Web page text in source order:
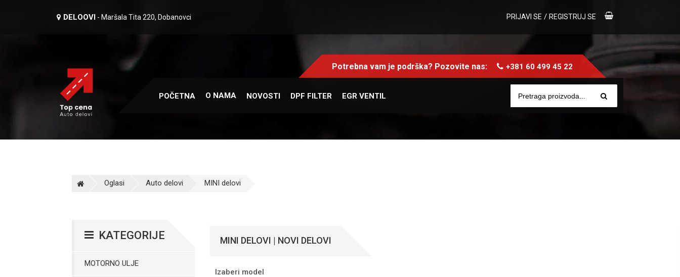
DELOOVI - Maršala Tita 220, Dobanovci PRIJAVI SE / REGISTRUJ SE
Potrebna vam je podrška? Pozovite nas: +381 60 499 45 22
POČETNA O NAMA NOVOSTI DPF FILTER EGR VENTIL
Oglasi Auto delovi MINI delovi
KATEGORIJE
MOTORNO ULJE
MINI DELOVI | NOVI DELOVI
Izaberi model